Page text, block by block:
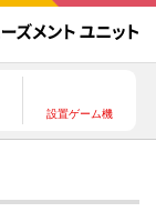
設置ゲーム機